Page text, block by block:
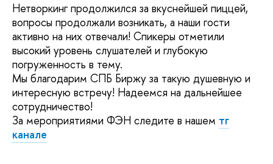
Нетворкинг продолжился за вкуснейшей пиццей,
вопросы продолжали возникать, а наши гости
активно на них отвечали! Спикеры отметили
высокий уровень слушателей и глубокую
погруженность в тему.
Мы благодарим СПБ Биржу за такую душевную и
интересную встречу! Надеемся на дальнейшее
сотрудничество!
За мероприятиями ФЭН следите в нашем тг
канале